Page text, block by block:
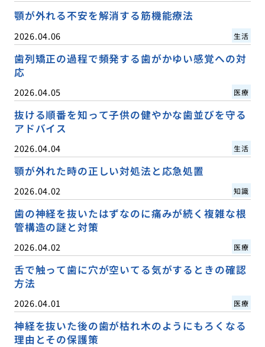
顎が外れる不安を解消する筋機能療法
2026.04.06 生活
歯列矯正の過程で頻発する歯がかゆい感覚への対
応
2026.04.05 医療
抜ける順番を知って子供の健やかな歯並びを守る
アドバイス
2026.04.04 生活
顎が外れた時の正しい対処法と応急処置
2026.04.02 知識
歯の神経を抜いたはずなのに痛みが続く複雑な根
管構造の謎と対策
2026.04.02 医療
舌で触って歯に穴が空いてる気がするときの確認
方法
2026.04.01 医療
神経を抜いた後の歯が枯れ木のようにもろくなる
理由とその保護策